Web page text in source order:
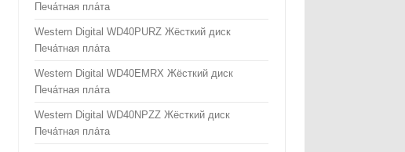
Печа́тная пла́та
Western Digital WD40PURZ Жёсткий диск
Печа́тная пла́та
Western Digital WD40EMRX Жёсткий диск
Печа́тная пла́та
Western Digital WD40NPZZ Жёсткий диск
Печа́тная пла́та